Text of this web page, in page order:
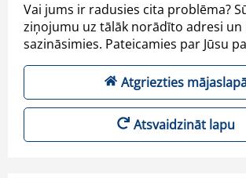
Vai jums ir radusies cita problēma?
ziņojumu uz tālāk norādīto adresi un
sazināsimies. Pateicamies par Jūsu
Atgriezties
Atsvaidzināt lapu